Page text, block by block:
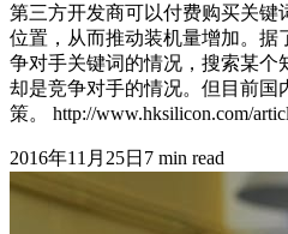
第三方开发商可以付费购买关键
位置，从而推动装机量增加。据
争对手关键词的情况，搜索某个
却是竞争对手的情况。但目前国
策。 http://www.hksilicon.com/
2016年11月25日 7 min read